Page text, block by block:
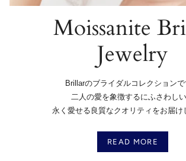
Moissanite
Jewelry
Brillarのブライダルコレクションで
二人の愛を象徴するにふさわしい
永く愛せる良質なクオリティをお届け
READ MORE